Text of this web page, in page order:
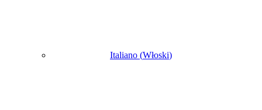
Italiano (Włoski)